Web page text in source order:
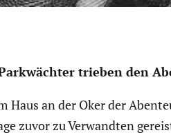
trieben den
Haus an der Oker der
zuvor zu Verwandten